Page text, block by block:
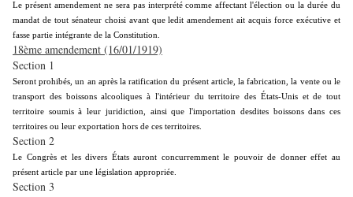
Le présent amendement ne sera pas interprété comme affectant l'élection ou la durée du
mandat de tout sénateur choisi avant que ledit amendement ait acquis force exécutive et
fasse partie intégrante de la Constitution.
18ème amendement (16/01/1919)
Section 1
Seront prohibés, un an après la ratification du présent article, la fabrication, la vente ou le
transport des boissons alcooliques à l'intérieur du territoire des États-Unis et de tout
territoire soumis à leur juridiction, ainsi que l'importation desdites boissons dans ces
territoires ou leur exportation hors de ces territoires.
Section 2
Le Congrès et les divers États auront concurremment le pouvoir de donner effet au
présent article par une législation appropriée.
Section 3